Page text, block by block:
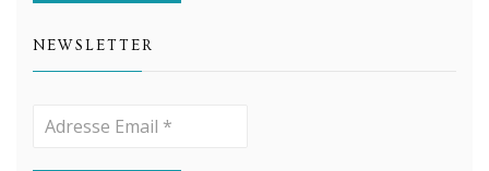
NEWSLETTER